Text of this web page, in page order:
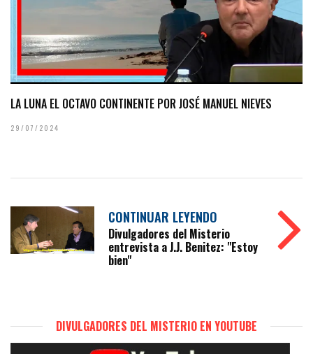
LA LUNA EL OCTAVO CONTINENTE POR JOSÉ MANUEL NIEVES
29/07/2024
CONTINUAR LEYENDO
Divulgadores del Misterio
entrevista a J.J. Benitez: "Estoy
bien"
DIVULGADORES DEL MISTERIO EN YOUTUBE